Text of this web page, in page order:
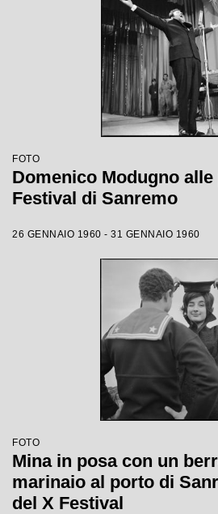
FOTO
Domenico Modugno
Festival di Sanremo
26 GENNAIO 1960 - 31 GENNAIO 1960
FOTO
Mina in posa con un
marinaio al porto di
del X Festival